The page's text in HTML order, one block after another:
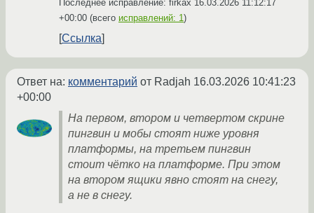
Последнее исправление: firkax 16.03.2026 11:12:17
+00:00 (всего исправлений: 1)
Ссылка
Ответ на: комментарий от Radjah 16.03.2026 10:41:23
+00:00
На первом, втором и четвертом скрине
пингвин и мобы стоят ниже уровня
платформы, на третьем пингвин
стоит чётко на платформе. При этом
на втором ящики явно стоят на снегу,
а не в снегу.